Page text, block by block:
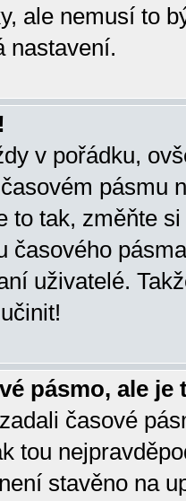
ale nemusí to
nastavení.
v pořádku,
pásmu
to tak, změňte
časového
uživatelé.
pásmo, ale je
časové
tou
stavěno na